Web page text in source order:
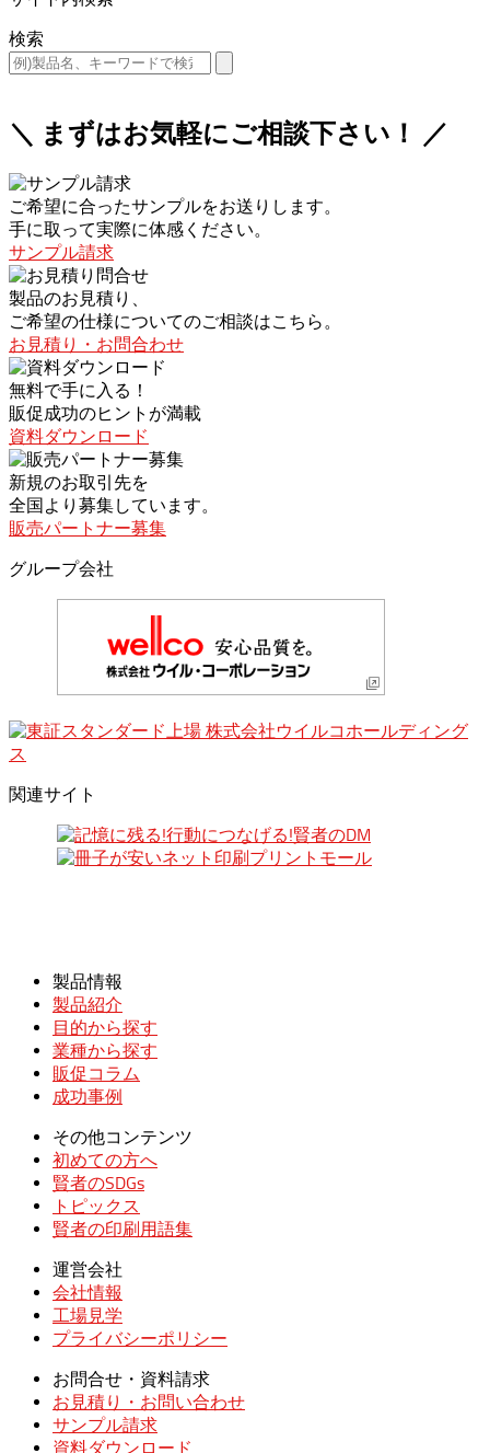
検索
＼ まずはお気軽にご相談下さい！ ／
ご希望に合ったサンプルをお送りします。
手に取って実際に体感ください。
サンプル請求
製品のお見積り、
ご希望の仕様についてのご相談はこちら。
お見積り・お問合わせ
無料で手に入る！
販促成功のヒントが満載
資料ダウンロード
新規のお取引先を
全国より募集しています。
販売パートナー募集
グループ会社
関連サイト
製品情報
製品紹介
目的から探す
業種から探す
販促コラム
成功事例
その他コンテンツ
初めての方へ
賢者のSDGs
トピックス
賢者の印刷用語集
運営会社
会社情報
工場見学
プライバシーポリシー
お問合せ・資料請求
お見積り・お問い合わせ
サンプル請求
資料ダウンロード